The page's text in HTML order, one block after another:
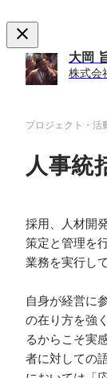
大岡
株式会
プロジェクト・活
人事統
採用、人材開
策定と管理を
業務を実行し
自身が経営に
の在り方を強
るからこそ実
者に対しての